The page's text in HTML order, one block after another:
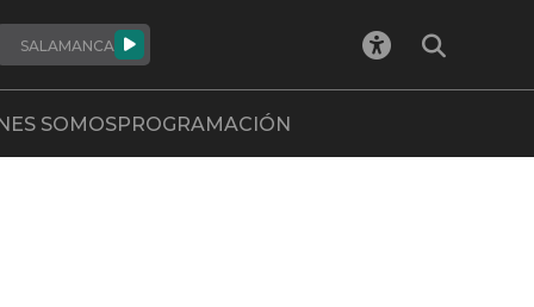
SALAMANCA
SOMOSPROGRAMACIÓN